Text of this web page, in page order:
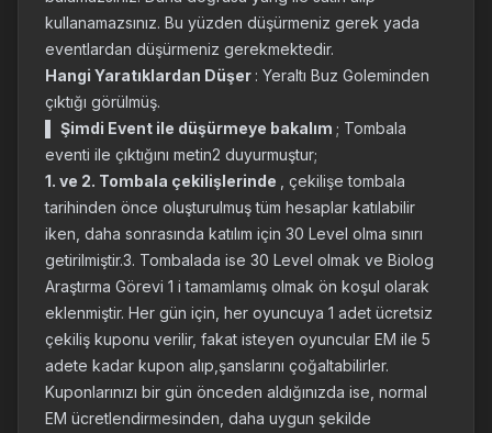
kullanamazsınız. Bu yüzden düşürmeniz gerek yada
eventlardan düşürmeniz gerekmektedir.
Hangi Yaratıklardan Düşer : Yeraltı Buz Goleminden
çıktığı görülmüş.
Şimdi Event ile düşürmeye bakalım ; Tombala
eventi ile çıktığını metin2 duyurmuştur;
1. ve 2. Tombala çekilişlerinde
, çekilişe tombala
tarihinden önce oluşturulmuş tüm hesaplar katılabilir
iken, daha sonrasında katılım için 30 Level olma sınırı
getirilmiştir.3. Tombalada ise 30 Level olmak ve Biolog
Araştırma Görevi 1 i tamamlamış olmak ön koşul olarak
eklenmiştir. Her gün için, her oyuncuya 1 adet ücretsiz
çekiliş kuponu verilir, fakat isteyen oyuncular EM ile 5
adete kadar kupon alıp,şanslarını çoğaltabilirler.
Kuponlarınızı bir gün önceden aldığınızda ise, normal
EM ücretlendirmesinden, daha uygun şekilde